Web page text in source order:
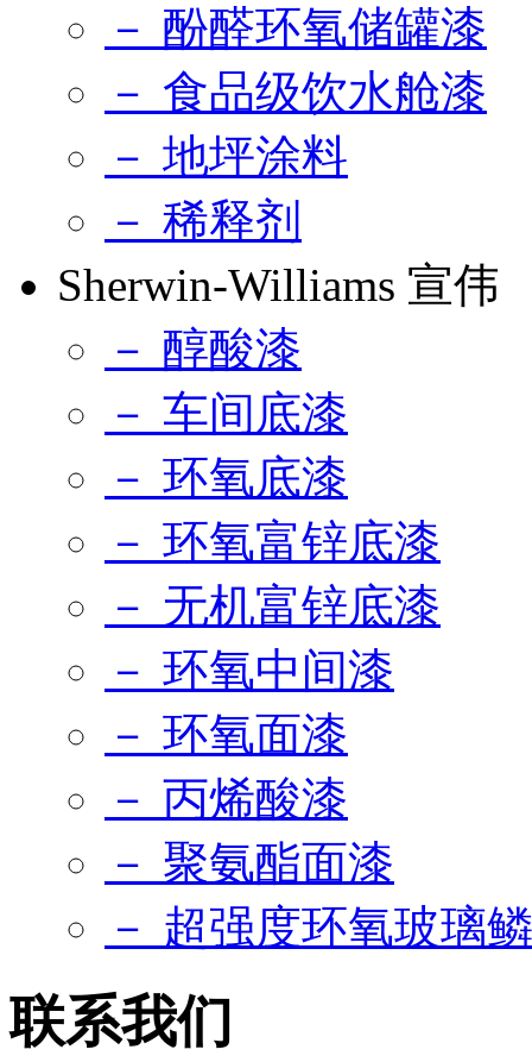
－ 酚醛环氧储罐漆
－ 食品级饮水舱漆
－ 地坪涂料
－ 稀释剂
Sherwin-Williams 宣伟
－ 醇酸漆
－ 车间底漆
－ 环氧底漆
－ 环氧富锌底漆
－ 无机富锌底漆
－ 环氧中间漆
－ 环氧面漆
－ 丙烯酸漆
－ 聚氨酯面漆
－ 超强度环氧玻璃
联系我们